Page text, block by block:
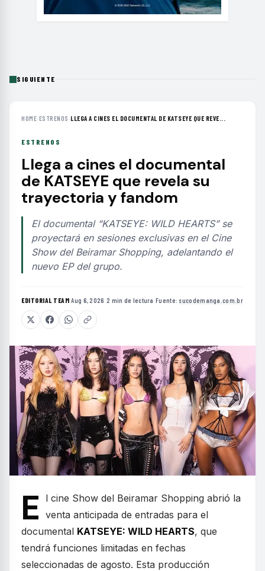
SIGUIENTE
HOME›ESTRENOS ›LLEGA A CINES EL DOCUMENTAL DE KATSEYE QUE REVE...
ESTRENOS
Llega a cines el documental
de KATSEYE que revela su
trayectoria y fandom
El documental “KATSEYE: WILD HEARTS” se
proyectará en sesiones exclusivas en el Cine
Show del Beiramar Shopping, adelantando el
nuevo EP del grupo.
EDITORIAL TEAM·Aug 6, 2026 ·2 min de lectura ·Fuente: sucodemanga.com.br
E
l cine Show del Beiramar Shopping abrió la
venta anticipada de entradas para el
documental KATSEYE: WILD HEARTS, que
tendrá funciones limitadas en fechas
seleccionadas de agosto. Esta producción